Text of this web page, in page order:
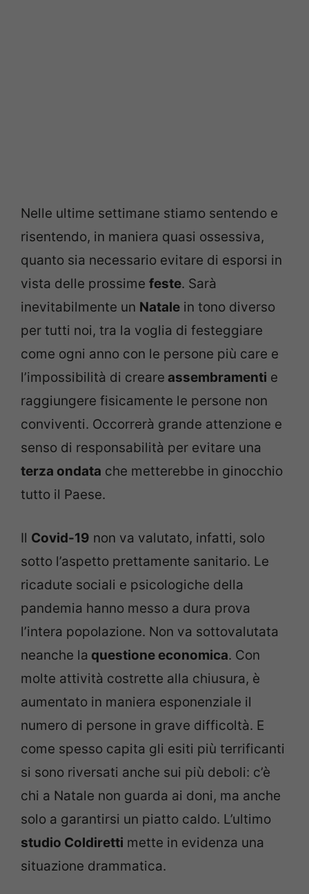
Nelle ultime settimane stiamo sentendo e
risentendo, in maniera quasi ossessiva,
quanto sia necessario evitare di esporsi in
vista delle prossime feste. Sarà
inevitabilmente un Natale in tono diverso
per tutti noi, tra la voglia di festeggiare
come ogni anno con le persone più care e
l’impossibilità di creare assembramenti e
raggiungere fisicamente le persone non
conviventi. Occorrerà grande attenzione e
senso di responsabilità per evitare una
terza ondata che metterebbe in ginocchio
tutto il Paese.
Il Covid-19 non va valutato, infatti, solo
sotto l’aspetto prettamente sanitario. Le
ricadute sociali e psicologiche della
pandemia hanno messo a dura prova
l’intera popolazione. Non va sottovalutata
neanche la questione economica. Con
molte attività costrette alla chiusura, è
aumentato in maniera esponenziale il
numero di persone in grave difficoltà. E
come spesso capita gli esiti più terrificanti
si sono riversati anche sui più deboli: c’è
chi a Natale non guarda ai doni, ma anche
solo a garantirsi un piatto caldo. L’ultimo
studio Coldiretti mette in evidenza una
situazione drammatica.